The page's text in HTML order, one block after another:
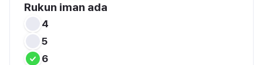
Rukun iman ada
4
5
6